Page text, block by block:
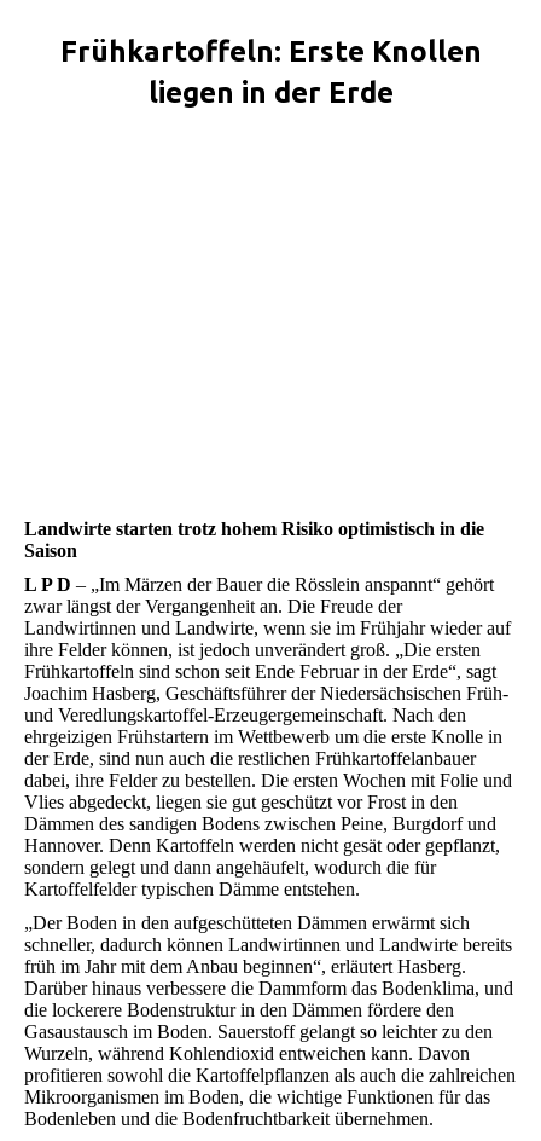
Frühkartoffeln: Erste Knollen
liegen in der Erde
Landwirte starten trotz hohem Risiko optimistisch in die
Saison
L P D – „Im Märzen der Bauer die Rösslein anspannt“ gehört
zwar längst der Vergangenheit an. Die Freude der
Landwirtinnen und Landwirte, wenn sie im Frühjahr wieder auf
ihre Felder können, ist jedoch unverändert groß. „Die ersten
Frühkartoffeln sind schon seit Ende Februar in der Erde“, sagt
Joachim Hasberg, Geschäftsführer der Niedersächsischen Früh-
und Veredlungskartoffel-Erzeugergemeinschaft. Nach den
ehrgeizigen Frühstartern im Wettbewerb um die erste Knolle in
der Erde, sind nun auch die restlichen Frühkartoffelanbauer
dabei, ihre Felder zu bestellen. Die ersten Wochen mit Folie und
Vlies abgedeckt, liegen sie gut geschützt vor Frost in den
Dämmen des sandigen Bodens zwischen Peine, Burgdorf und
Hannover. Denn Kartoffeln werden nicht gesät oder gepflanzt,
sondern gelegt und dann angehäufelt, wodurch die für
Kartoffelfelder typischen Dämme entstehen.
„Der Boden in den aufgeschütteten Dämmen erwärmt sich
schneller, dadurch können Landwirtinnen und Landwirte bereits
früh im Jahr mit dem Anbau beginnen“, erläutert Hasberg.
Darüber hinaus verbessere die Dammform das Bodenklima, und
die lockerere Bodenstruktur in den Dämmen fördere den
Gasaustausch im Boden. Sauerstoff gelangt so leichter zu den
Wurzeln, während Kohlendioxid entweichen kann. Davon
profitieren sowohl die Kartoffelpflanzen als auch die zahlreichen
Mikroorganismen im Boden, die wichtige Funktionen für das
Bodenleben und die Bodenfruchtbarkeit übernehmen.